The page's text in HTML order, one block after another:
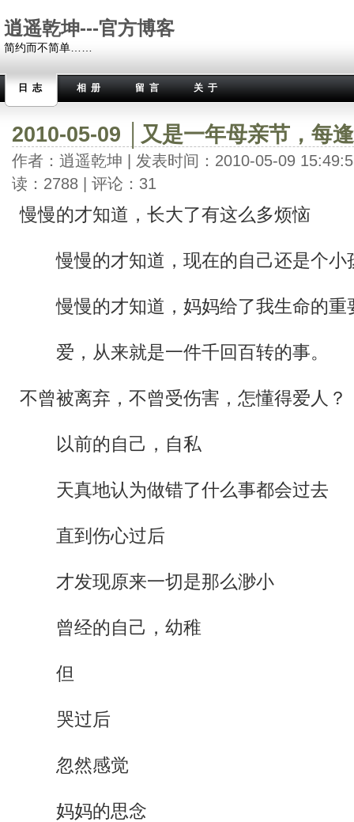
逍遥乾坤---官方博客
简约而不简单……
日志 相册 留言 关于
2010-05-09 │又是一年母亲节，每
作者：逍遥乾坤 | 发表时间：2010-05-09
读：2788 | 评论：31
慢慢的才知道，长大了有这么多烦恼
慢慢的才知道，现在的自己还是个小
慢慢的才知道，妈妈给了我生命的重
爱，从来就是一件千回百转的事。
不曾被离弃，不曾受伤害，怎懂得爱人？
以前的自己，自私
天真地认为做错了什么事都会过去
直到伤心过后
才发现原来一切是那么渺小
曾经的自己，幼稚
但
哭过后
忽然感觉
妈妈的思念